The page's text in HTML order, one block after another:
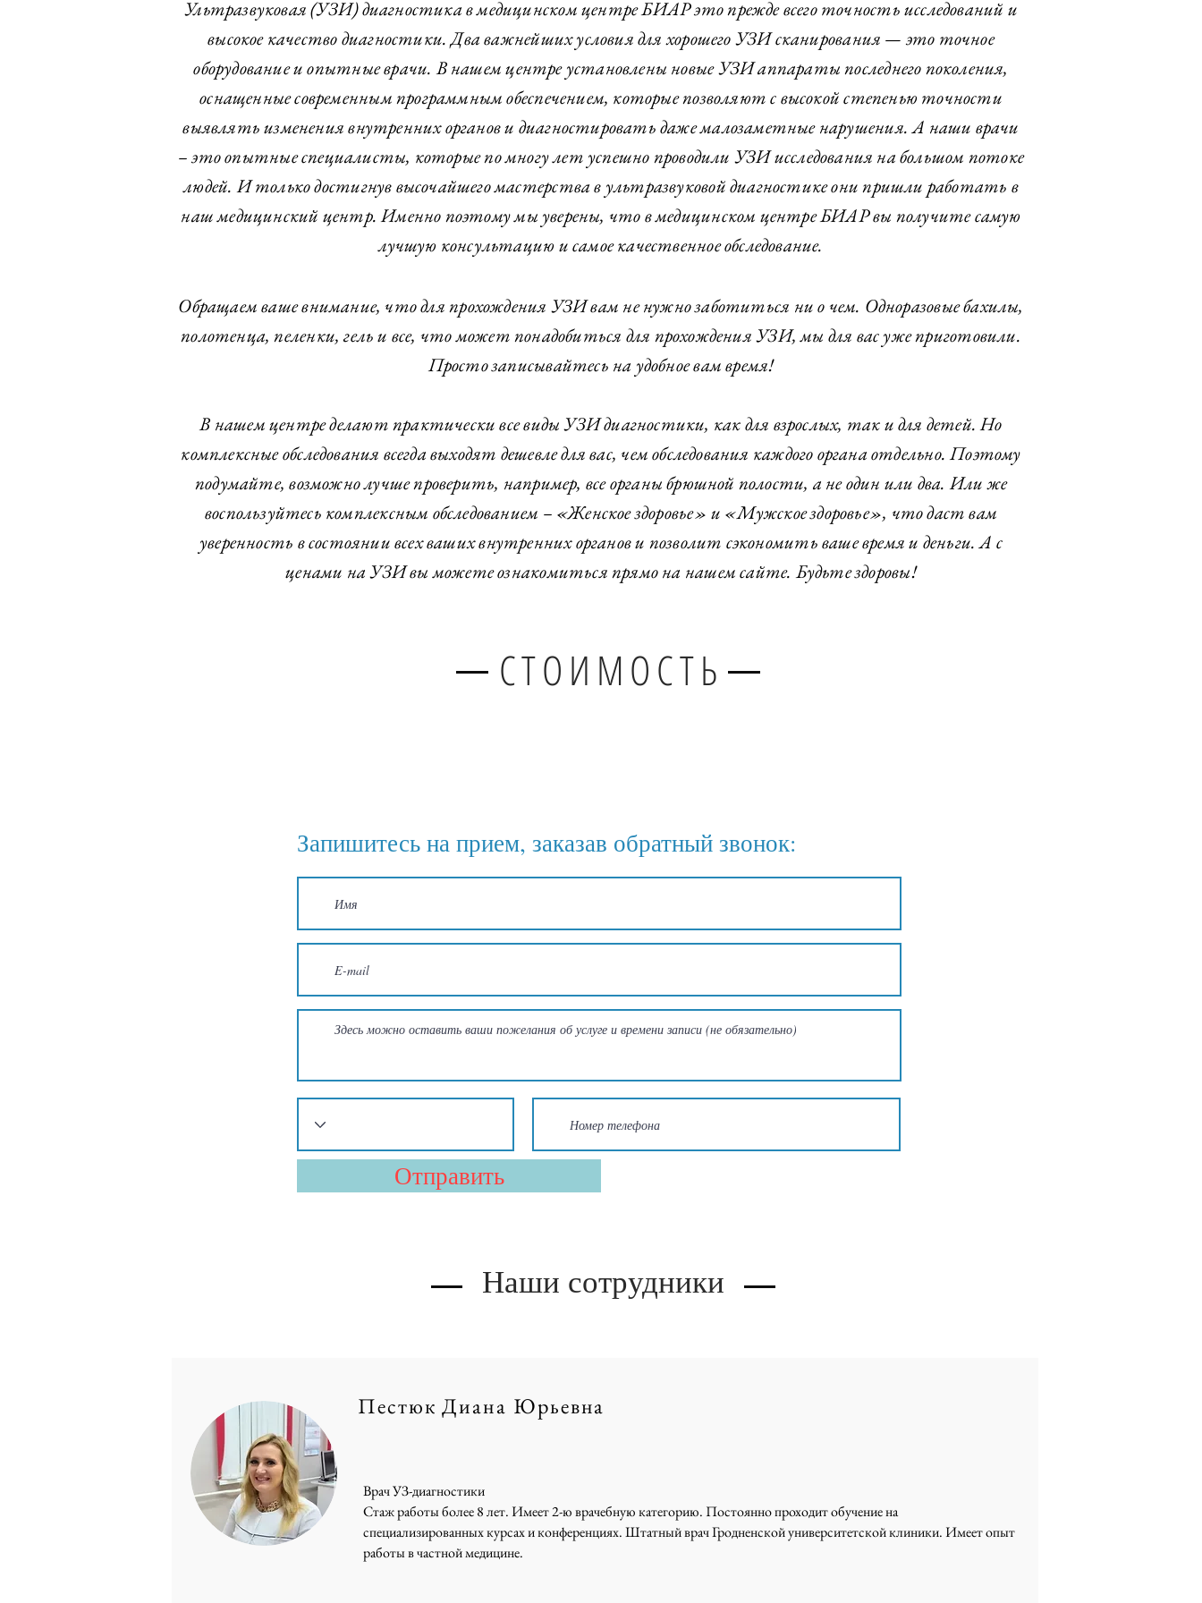
Ультразвуковая (УЗИ) диагностика в медицинском центре БИАР это прежде всего точность исследований и
высокое качество диагностики. Два важнейших условия для хорошего УЗИ сканирования — это точное
оборудование и опытные врачи. В нашем центре установлены новые УЗИ аппараты последнего поколения,
оснащенные современным программным обеспечением, которые позволяют с высокой степенью точности
выявлять изменения внутренних органов и диагностировать даже малозаметные нарушения. А наши врачи
– это опытные специалисты, которые по многу лет успешно проводили УЗИ исследования на большом потоке
людей. И только достигнув высочайшего мастерства в ультразвуковой диагностике они пришли работать в
наш медицинский центр. Именно поэтому мы уверены, что в медицинском центре БИАР вы получите самую
лучшую консультацию и самое качественное обследование.
Обращаем ваше внимание, что для прохождения УЗИ вам не нужно заботиться ни о чем. Одноразовые бахилы,
полотенца, пеленки, гель и все, что может понадобиться для прохождения УЗИ, мы для вас уже приготовили.
Просто записывайтесь на удобное вам время!
В нашем центре делают практически все виды УЗИ диагностики, как для взрослых, так и для детей. Но
комплексные обследования всегда выходят дешевле для вас, чем обследования каждого органа отдельно. Поэтому
подумайте, возможно лучше проверить, например, все органы брюшной полости, а не один или два. Или же
воспользуйтесь комплексным обследованием – «Женское здоровье» и «Мужское здоровье», что даст вам
уверенность в состоянии всех ваших внутренних органов и позволит сэкономить ваше время и деньги. А с
ценами на УЗИ вы можете ознакомиться прямо на нашем сайте. Будьте здоровы!
СТОИМОСТЬ
Запишитесь на прием, заказав обратный звонок:
Отправить
Наши сотрудники
Пестюк Диана Юрьевна
Врач УЗ-диагностики
Стаж работы более 8 лет. Имеет 2-ю врачебную категорию. Постоянно проходит обучение на
специализированных курсах и конференциях. Штатный врач Гродненской университетской клиники. Имеет опыт
работы в частной медицине.